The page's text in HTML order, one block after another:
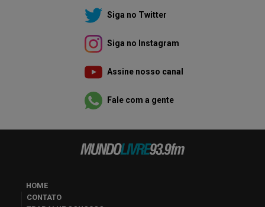
Siga no Twitter
Siga no Instagram
Assine nosso canal
Fale com a gente
HOME
CONTATO